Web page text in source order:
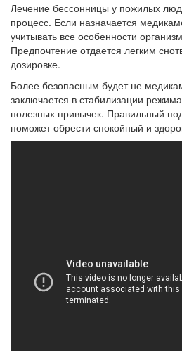
Лечение бессонницы у пожилых
процесс. Если назначается
учитывать все особенности
Предпочтение отдается легким
дозировке.
Более безопасным будет не
заключается в стабилизации
полезных привычек. Правильный
поможет обрести спокойный и